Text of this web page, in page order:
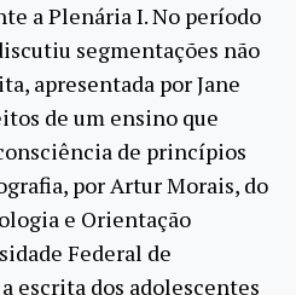
a Plenária I. No período
segmentações não
apresentada por Jane
de um ensino que
de princípios
por Artur Morais, do
e Orientação
Federal de
escrita dos adolescentes